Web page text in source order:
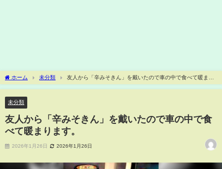
ホーム 未分類
友人から「辛みそきん」を戴いたので車の中で食べて暖まり
ます。
未分類
友人から「辛みそきん」を戴いたので車の中で食
べて暖まります。
2026年1月26日 2026年1月26日